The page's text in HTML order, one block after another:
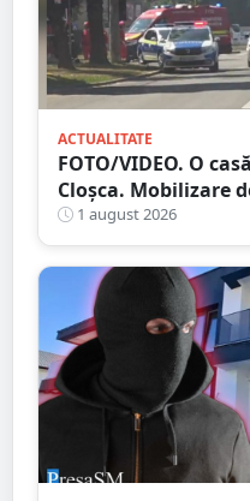
ACTUALITATE
FOTO/VIDEO. O
Cloșca. Mobilizare
1 august 2026